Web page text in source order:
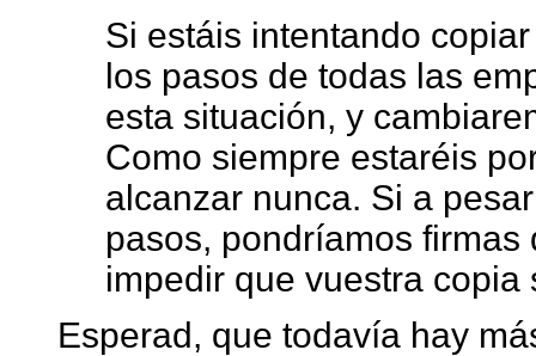
Si estáis intentando
los pasos de todas las
esta situación, y
Como siempre estaréis
alcanzar nunca. Si a
pasos, pondríamos
impedir que vuestra
Esperad, que todavía hay